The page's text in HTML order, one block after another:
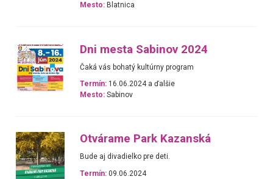
Mesto: Blatnica
Dni mesta Sabinov 2024
Čaká vás bohatý kultúrny program
Termín: 16.06.2024 a ďalšie
Mesto: Sabinov
Otvárame Park Kazanská
Bude aj divadielko pre deti.
Termín: 09.06.2024